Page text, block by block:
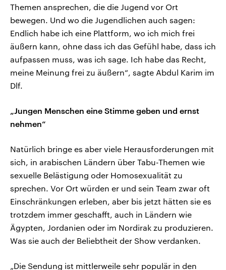
Themen ansprechen, die die Jugend vor Ort
bewegen. Und wo die Jugendlichen auch sagen:
Endlich habe ich eine Plattform, wo ich mich frei
äußern kann, ohne dass ich das Gefühl habe, dass ich
aufpassen muss, was ich sage. Ich habe das Recht,
meine Meinung frei zu äußern“, sagte Abdul Karim im
Dlf.
„Jungen Menschen eine Stimme geben und ernst
nehmen“
Natürlich bringe es aber viele Herausforderungen mit
sich, in arabischen Ländern über Tabu-Themen wie
sexuelle Belästigung oder Homosexualität zu
sprechen. Vor Ort würden er und sein Team zwar oft
Einschränkungen erleben, aber bis jetzt hätten sie es
trotzdem immer geschafft, auch in Ländern wie
Ägypten, Jordanien oder im Nordirak zu produzieren.
Was sie auch der Beliebtheit der Show verdanken.
„Die Sendung ist mittlerweile sehr populär in den